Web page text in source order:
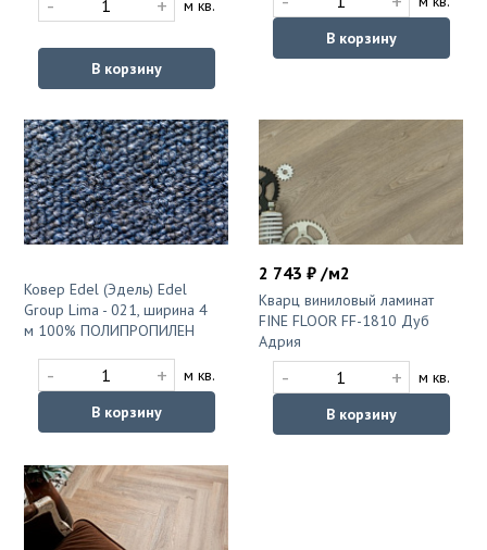
- + м кв.
В корзину
В корзину
Ковер Edel (Эдель) Edel
Group Lima - 021, ширина 4
м 100% ПОЛИПРОПИЛЕН
- +
м кв.
В корзину
2 743 ₽ /м2
Кварц виниловый ламинат
FINE FLOOR FF-1810 Дуб
Адрия
- +
м кв.
В корзину